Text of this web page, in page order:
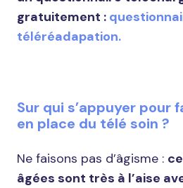
gratuitement :
téléréadapation.
Sur qui s’appuyer pour
en place du télé soin ?
Ne faisons pas d’âgisme :
âgées sont très à l’aise